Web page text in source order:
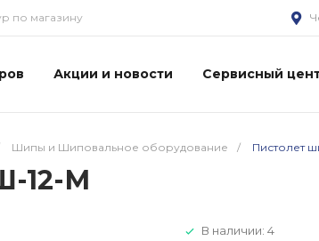
по магазину
Акции и новости Сервисный
Шипы и Шиповальное оборудование / Пистолет
12-М
В наличии: 4